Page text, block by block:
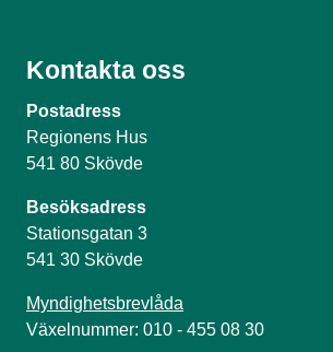
Kontakta oss
Postadress
Regionens Hus
541 80 Skövde
Besöksadress
Stationsgatan 3
541 30 Skövde
Myndighetsbrevlåda
Växelnummer: 010 - 455 08 30